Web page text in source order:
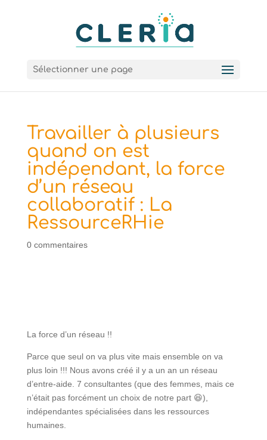
Sélectionner une page
Travailler à plusieurs
quand on est
indépendant, la force
d’un réseau
collaboratif : La
RessourceRHie
0 commentaires
La force d’un réseau !!
Parce que seul on va plus vite mais ensemble on va
plus loin !!! Nous avons créé il y a un an un réseau
d’entre-aide. 7 consultantes (que des femmes, mais ce
n’était pas forcément un choix de notre part 😆),
indépendantes spécialisées dans les ressources
humaines.